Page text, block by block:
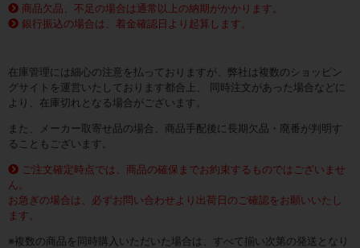
商品欠品、不足の場合は通常以上の納期がかかります。
銀行振込の場合は、着金確認日より起算します。
在庫管理には細心の注意を払っておりますが、弊社は複数のショッピン
グサイトを運営いたしております都合上、 同時注文があった場合などに
より、在庫切れとなる場合がございます。
また、メーカー取寄せ品の場合、商品手配後に長期欠品・廃番が判明す
ることもございます。
ご注文確定時点では、商品の確保までお約束するものではございませ
ん。
お急ぎの場合は、必ずお問い合わせより出荷日のご確認をお願いいたし
ます。
※複数の商品を同時購入いただいた場合は、すべて揃い次第の発送となり